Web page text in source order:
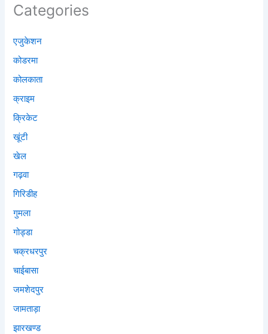
Categories
एजुकेशन
कोडरमा
कोलकाता
क्राइम
क्रिकेट
खूंटी
खेल
गढ़वा
गिरिडीह
गुमला
गोड्डा
चक्रधरपुर
चाईबासा
जमशेदपुर
जामताड़ा
झारखण्ड